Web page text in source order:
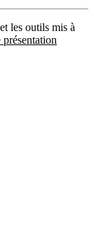
les outils mis à